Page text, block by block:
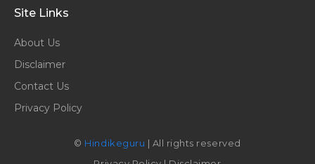
Site Links
About Us
Disclaimer
Contact Us
Privacy Policy
© Hindikeguru | All rights reserved